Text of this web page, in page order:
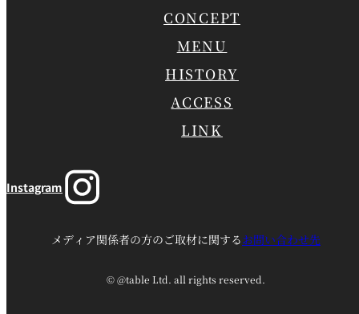
CONCEPT
MENU
HISTORY
ACCESS
LINK
Instagram
メディア関係者の方のご取材に関するお問い合わせ先
© @table Ltd. all rights reserved.